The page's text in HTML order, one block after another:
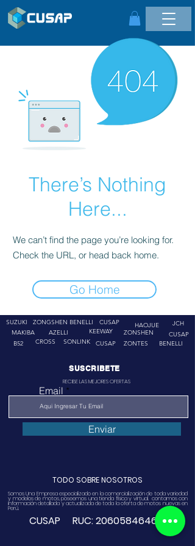
There’s Nothing
Here...
We can’t find the page you’re looking for.
Check the URL, or head back home.
Go Home
SUZUKI
ZONGSHEN
MAKIBA
AZELLI
BENELLI
CUSAP
KEEWAY
B52
CROSS SONLINK CUSAP
HAOJUE
JCH
ZONSHEN
ZONTES
CUSAP
BENELLI
SUSCRIBETE
RECIBE LAS MEJORES OFERTAS
Email
Enviar
TODO SOBRE NOSOTROS
Somos Una Empresa especializado en la comercialización de toda variedad
y modelos de motos, poseemos una tienda física y virtual. contamos con
información detallada y actualizada de toda la oferta de motos nuevas en
Perú.
CUSAP RUC:20605846468